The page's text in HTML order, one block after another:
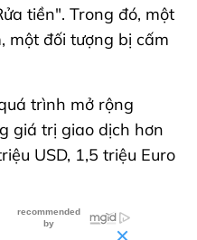
tiền". Trong đó, một
một đối tượng bị cấm
trình mở rộng
giá trị giao dịch hơn
USD, 1,5 triệu Euro